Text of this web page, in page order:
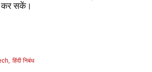
कर सकें।
हिंदी निबंध